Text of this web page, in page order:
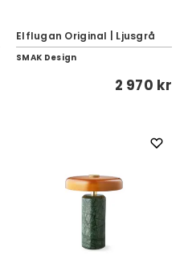
Elflugan Original | Ljusgrå
SMAK Design
2 970 kr